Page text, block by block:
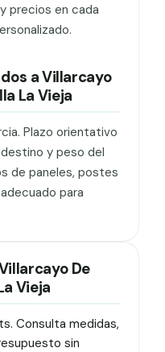
precios en cada
a Villarcayo
La Vieja
Plazo orientativo
y peso del
de paneles, postes
para
De
Vieja
Consulta medidas,
sin